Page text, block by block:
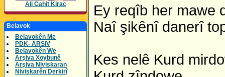
Ali Cahit Kirac
Belavok
Belavokên Me
PDK- ARSIV
Belavokên We
Arşiva Xoybunê
Arşiva Niviskaran
Niviskarên Derkirî
Ey reqîb her mawe
Naî şikênî danerî
Kes nelê Kurd